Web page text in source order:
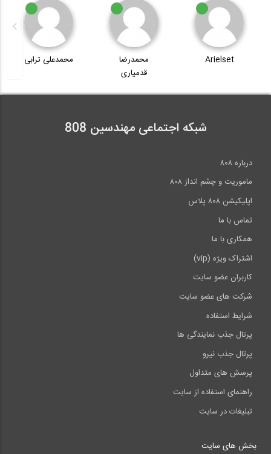
محمدرضا
محمدعلی ترابی محسن زارعپور
شبکه اجتماعی مهندسین 808
درباره ۸۰۸
ماموریت و چشم انداز ۸۰۸
اپلیکیشن ۸۰۸ پلاس
تماس با ما
همکاری با ما
اشتراک ویژه (vip)
کاربران عضو سایت
شرکت های عضو سایت
شرایط استفاده
پرتال جذب نمایندگی ها
پرتال جذب نیرو
پرسش های متداول
راهنمای استفاده از سایت
تبلیغات در سایت
بخش های سایت